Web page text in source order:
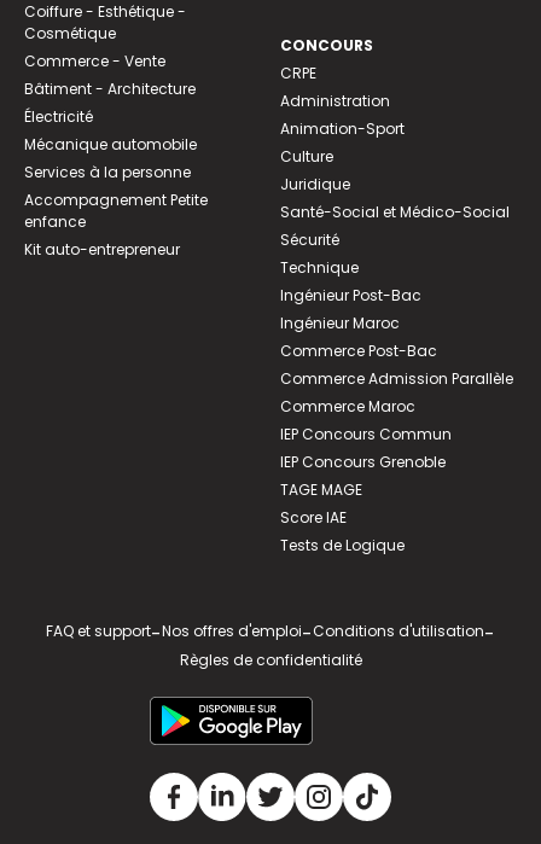
Coiffure - Esthétique -
Cosmétique
Commerce - Vente
Bâtiment - Architecture
Électricité
Mécanique automobile
Services à la personne
Accompagnement Petite
enfance
Kit auto-entrepreneur
CONCOURS
CRPE
Administration
Animation-Sport
Culture
Juridique
Santé-Social et Médico-Social
Sécurité
Technique
Ingénieur Post-Bac
Ingénieur Maroc
Commerce Post-Bac
Commerce Admission Parallèle
Commerce Maroc
IEP Concours Commun
IEP Concours Grenoble
TAGE MAGE
Score IAE
Tests de Logique
FAQ et support-Nos offres d'emploi-Conditions d'utilisation-
Règles de confidentialité